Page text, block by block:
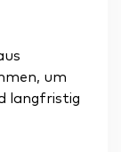
um
langfristig